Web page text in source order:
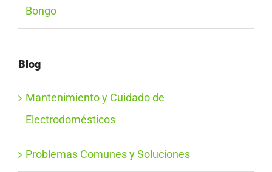
Bongo
Blog
Mantenimiento y Cuidado de
Electrodomésticos
Problemas Comunes y Soluciones